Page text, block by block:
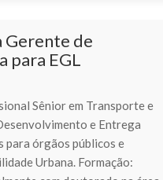
Gerente de
para EGL
Sênior em Transporte e
e Entrega
para órgãos públicos e
Urbana. Formação: